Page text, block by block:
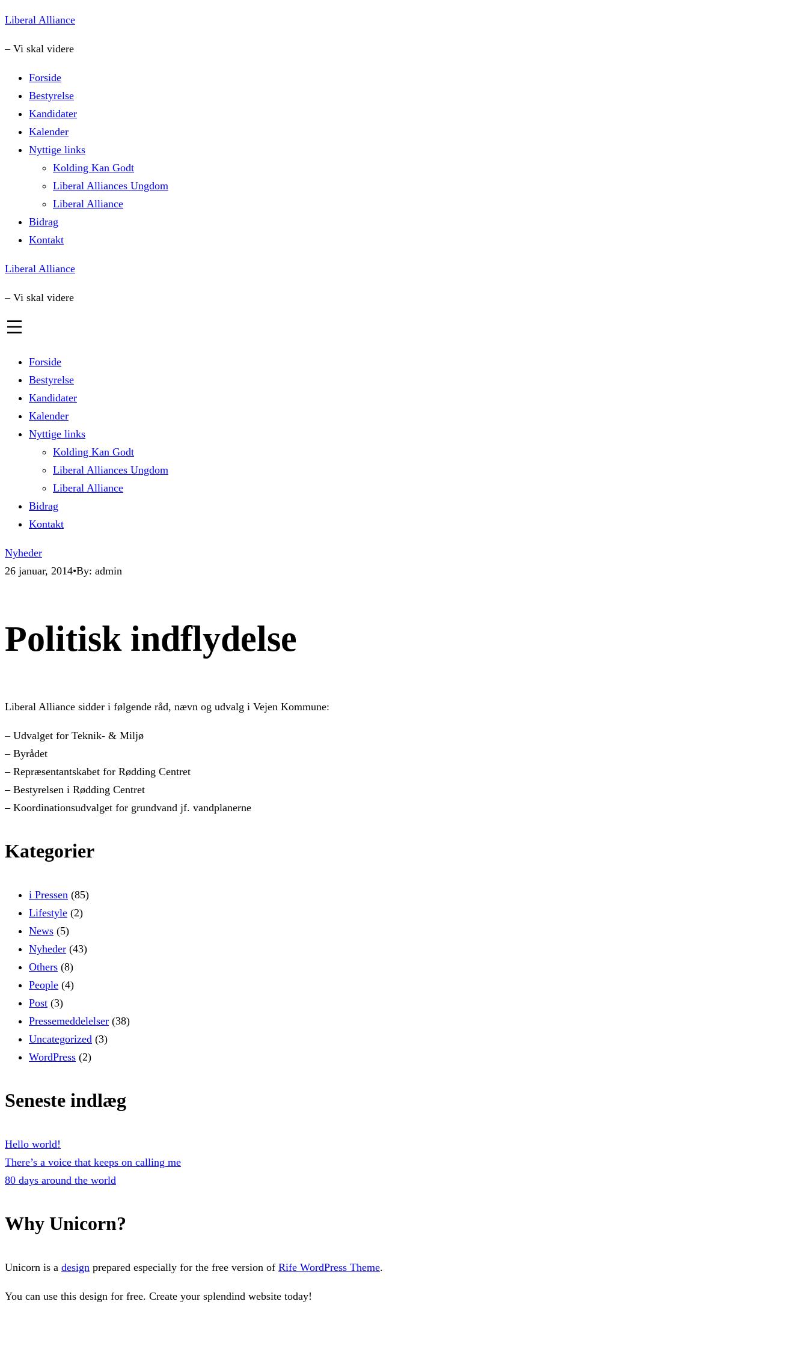
Skip
content
Liberal Alliance
– Vi skal videre
Forside
Bestyrelse
Kandidater
Kalender
Nyttige links
Kolding Kan Godt
Liberal Alliances Ungdom
Liberal Alliance
Bidrag
Kontakt
Liberal Alliance
– Vi skal videre
Forside
Bestyrelse
Kandidater
Kalender
Nyttige links
Kolding Kan Godt
Liberal Alliances Ungdom
Liberal Alliance
Bidrag
Kontakt
Nyheder
26 januar, 2014•By: admin
Politisk indflydelse
Liberal Alliance sidder i følgende råd, nævn og udvalg i Vejen Kommune:
– Udvalget for Teknik- & Miljø
– Byrådet
– Repræsentantskabet for Rødding Centret
– Bestyrelsen i Rødding Centret
– Koordinationsudvalget for grundvand jf. vandplanerne
Kategorier
i Pressen (85)
Lifestyle (2)
News (5)
Nyheder (43)
Others (8)
People (4)
Post (3)
Pressemeddelelser (38)
Uncategorized (3)
WordPress (2)
Seneste indlæg
Hello world!
There’s a voice that keeps on calling me
80 days around the world
Why Unicorn?
Unicorn is a design prepared especially for the free version of Rife WordPress Theme.
You can use this design for free. Create your splendind website today!